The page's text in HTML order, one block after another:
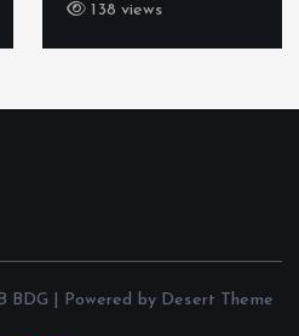
138 views
| Powered by Desert Theme